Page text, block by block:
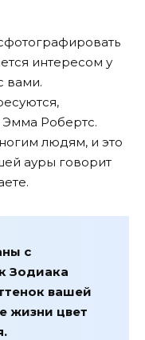
интересом у
вами.
Робертс.
людям, и это
ауры говорит
с
Зодиака
вашей
жизни цвет